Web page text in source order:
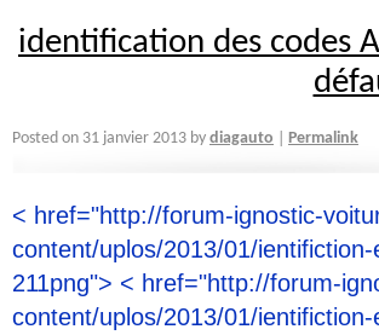
identification des codes
Posted on 31 janvier 2013 by diagauto Permalink
< href="http://forum-ignostic-
content/uplos/2013/01/
211png"> < href="http://forum-
content/uplos/2013/01/